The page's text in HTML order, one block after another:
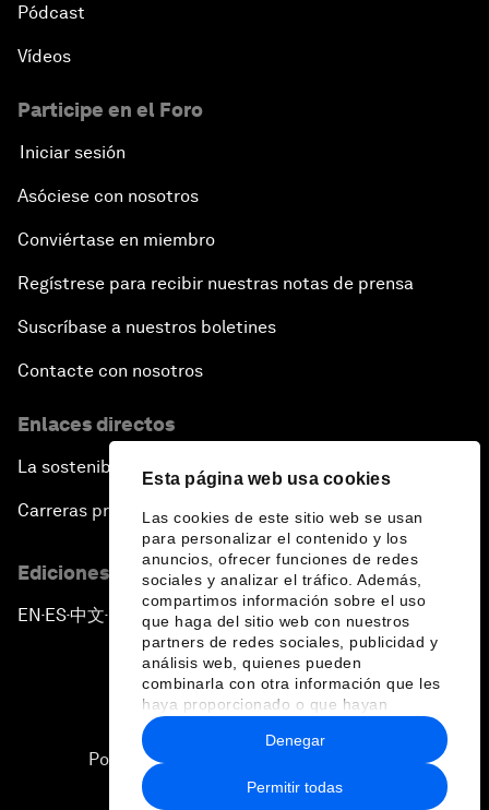
Esta página web usa cookies
Las cookies de este sitio web se usan
para personalizar el contenido y los
anuncios, ofrecer funciones de redes
sociales y analizar el tráfico. Además,
compartimos información sobre el uso
que haga del sitio web con nuestros
partners de redes sociales, publicidad y
análisis web, quienes pueden
combinarla con otra información que les
haya proporcionado o que hayan
recopilado a partir del uso que haya
hecho de sus servicios.
Permitir todas
Denegar
Pódcast
Vídeos
Participe en el Foro
Iniciar sesión
Asóciese con nosotros
Conviértase en miembro
Regístrese para recibir nuestras notas de prensa
Suscríbase a nuestros boletines
Contacte con nosotros
Enlaces directos
La sostenibilidad en el Foro
Carreras profesionales
Ediciones en otros idiomas
EN ▪ES▪中文▪ 日本語
Política de privacidad y normas de uso
Sitemap